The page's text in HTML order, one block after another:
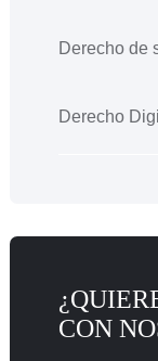
Derecho de
Derecho
CON